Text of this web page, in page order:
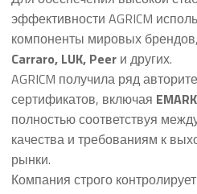
эффективности AGRICM
компоненты мировых брендов,
Carraro, LUK, Peer и других.
AGRICM получила ряд
сертификатов, включая
полностью соответствуя
качества и требованиям к
рынки.
Компания строго